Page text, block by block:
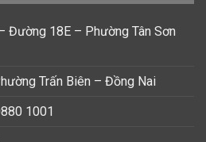
157 109
Đường 18E – Phường Tân Sơn
Trấn Biên – Đồng Nai
1001